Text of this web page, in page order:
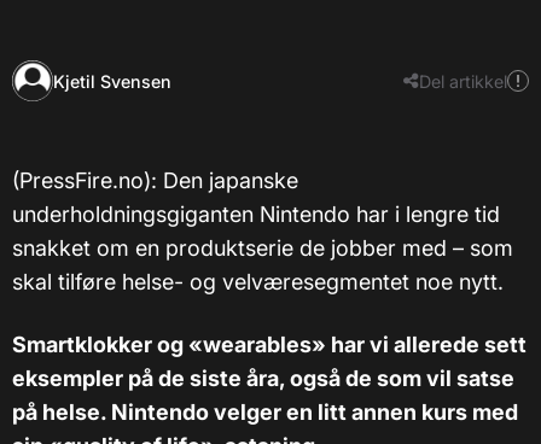
Kjetil Svensen Del artikkel
(PressFire.no): Den japanske
underholdningsgiganten Nintendo har i lengre tid
snakket om en produktserie de jobber med – som
skal tilføre helse- og velværesegmentet noe nytt.
Smartklokker og «wearables» har vi allerede sett
eksempler på de siste åra, også de som vil satse
på helse. Nintendo velger en litt annen kurs med